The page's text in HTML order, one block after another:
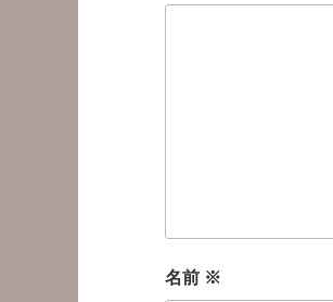
名前 ※